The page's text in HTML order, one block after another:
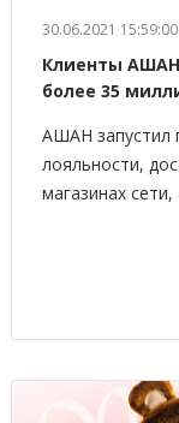
30.06.2021 15:59:00
Клиенты
более 35
АШАН запустил
лояльности,
магазинах